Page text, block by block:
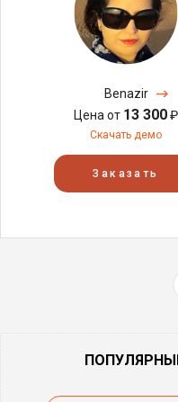
Benazir
Цена от 13 300₽
Скачать демо
Заказать